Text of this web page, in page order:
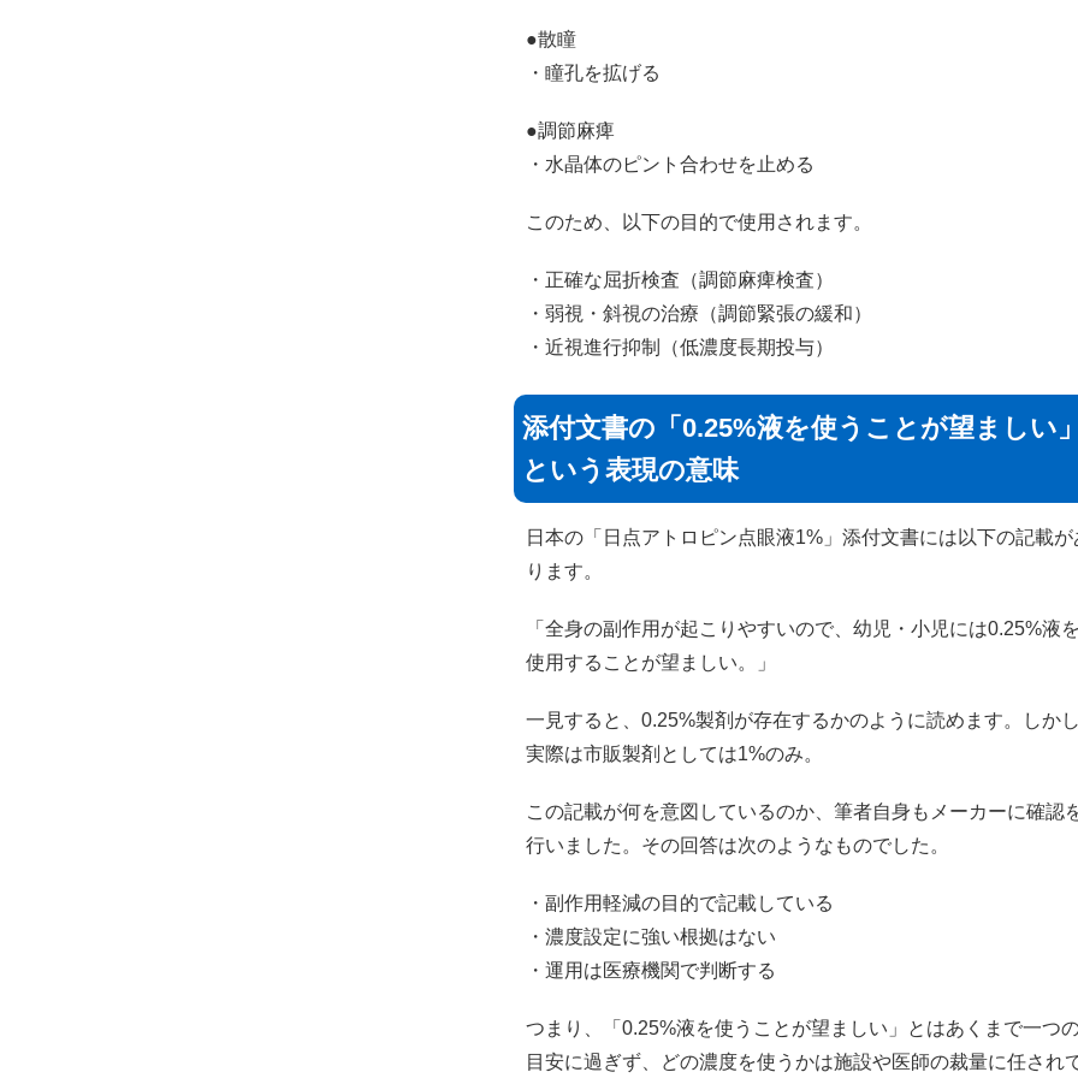
●散瞳
・瞳孔を拡げる
●調節麻痺
・水晶体のピント合わせを止める
このため、以下の目的で使用されます。
・正確な屈折検査（調節麻痺検査）
・弱視・斜視の治療（調節緊張の緩和）
・近視進行抑制（低濃度長期投与）
添付文書の「0.25%液を使うことが望ましい
という表現の意味
日本の「日点アトロピン点眼液1%」添付文書には以下の記載が
ります。
「全身の副作用が起こりやすいので、幼児・小児には0.25%液
使用することが望ましい。」
一見すると、0.25%製剤が存在するかのように読めます。しか
実際は市販製剤としては1%のみ。
この記載が何を意図しているのか、筆者自身もメーカーに確認
行いました。その回答は次のようなものでした。
・副作用軽減の目的で記載している
・濃度設定に強い根拠はない
・運用は医療機関で判断する
つまり、「0.25%液を使うことが望ましい」とはあくまで一つ
目安に過ぎず、どの濃度を使うかは施設や医師の裁量に任され